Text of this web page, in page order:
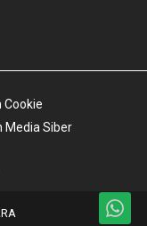
Cookie
Media Siber